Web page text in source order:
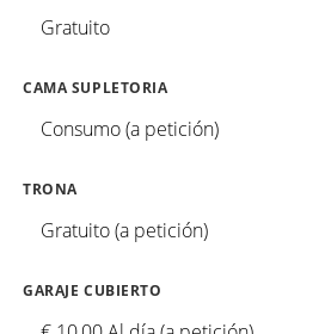
Gratuito
CAMA SUPLETORIA
Consumo (a petición)
TRONA
Gratuito (a petición)
GARAJE CUBIERTO